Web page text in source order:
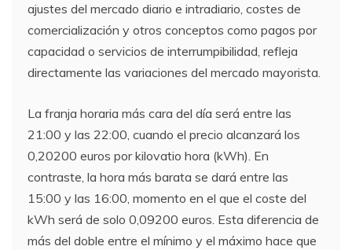
ajustes del mercado diario e intradiario, costes de
comercialización y otros conceptos como pagos por
capacidad o servicios de interrumpibilidad, refleja
directamente las variaciones del mercado mayorista.
La franja horaria más cara del día será entre las
21:00 y las 22:00, cuando el precio alcanzará los
0,20200 euros por kilovatio hora (kWh). En
contraste, la hora más barata se dará entre las
15:00 y las 16:00, momento en el que el coste del
kWh será de solo 0,09200 euros. Esta diferencia de
más del doble entre el mínimo y el máximo hace que